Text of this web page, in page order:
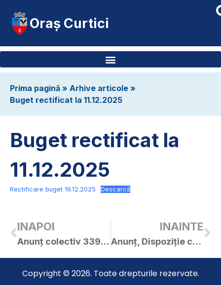
Oraș Curtici
Prima pagină » Arhive articole »
Buget rectificat la 11.12.2025
Buget rectificat la
11.12.2025
Rectificare buget 16.12.2025 Descarcă
INAPOI
Anunț colectiv 33991 din 11.12.2025
INAINTE
Anunț, Dispoziție convocare și Proiecte hcl-uri Ședința extraordinară de îndată din 18.12.2025
Copyright © 2026. Toate drepturile rezervate.